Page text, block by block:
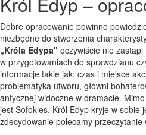
Dobre opracowanie powinno
niezbędne do stworzenia
„Króla Edypa" oczywiście nie
w przygotowaniach do sprawdzianu
informacje takie jak: czas i miejsce
problematyka utworu, główni
antycznej widoczne w dramacie.
jest Sofokles, Król Edyp kryje w sobie
zdecydowanie polecamy przeczytanie